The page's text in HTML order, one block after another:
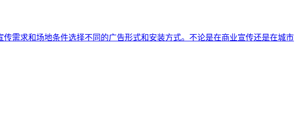
需求和场地条件选择不同的广告形式和安装方式。不论是在商业宣传还是在城市